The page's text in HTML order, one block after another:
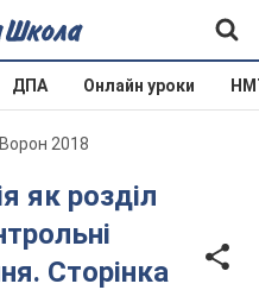
ДПА Онлайн уроки
2018
Сторінка